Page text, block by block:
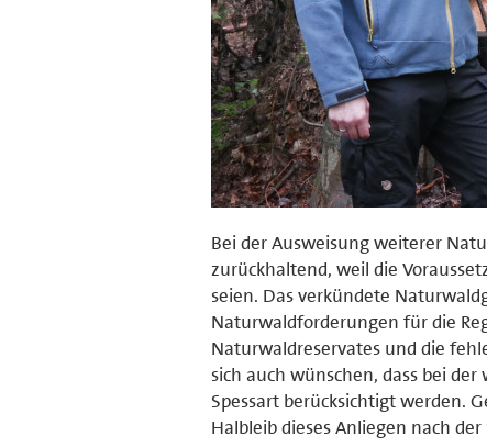
Bei der Ausweisung weiterer
zurückhaltend, weil die
seien. Das verkündete
Naturwaldforderungen für die
Naturwaldreservates und die
sich auch wünschen, dass bei
Spessart berücksichtigt werden.
Halbleib dieses Anliegen nach